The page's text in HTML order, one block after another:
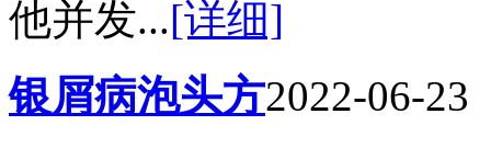
他并发...[详细]
银屑病泡头方2022-06-23